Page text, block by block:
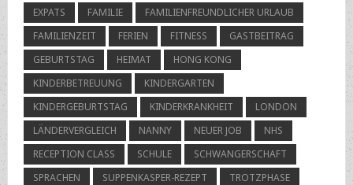
EXPATS
FAMILIE
FAMILIENFREUNDLICHER URLAUB
FAMILIENZEIT
FERIEN FITNESS
GASTBEITRAG
GEBURTSTAG
HEIMAT
HONG KONG
KINDERBETREUUNG
KINDERGARTEN
KINDERGEBURTSTAG
KINDERKRANKHEIT
LONDON
LÄNDERVERGLEICH
NANNY NEUER JOB
NHS
RECEPTION CLASS
SCHULE
SCHWANGERSCHAFT
SPRACHEN
SUPPENKASPER-REZEPT
TROTZPHASE